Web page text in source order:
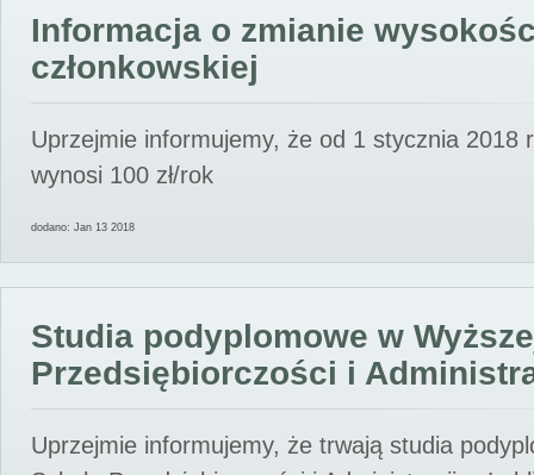
Informacja o zmianie
członkowskiej
Uprzejmie informujemy, że od 1 stycznia 2018
wynosi 100 zł/rok
dodano: Jan 13 2018
Studia podyplomowe w
Przedsiębiorczości i
Uprzejmie informujemy, że trwają studia